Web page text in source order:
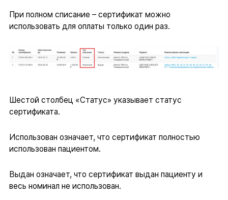
При полном списание – сертификат можно
использовать для оплаты только один раз.
Шестой столбец «Статус» указывает статус
сертификата.
Использован означает, что сертификат полностью
использован пациентом.
Выдан означает, что сертификат выдан пациенту и
весь номинал не использован.